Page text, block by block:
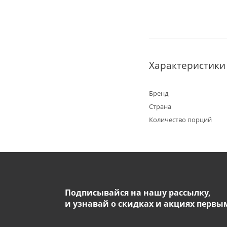
Характеристики
Бренд
Страна
Количество порций
Подписывайся на нашу рассылку,
и узнавай о скидках и акциях